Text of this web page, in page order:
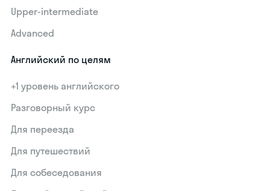
Upper-intermediate
Advanced
Английский по целям
+1 уровень английского
Разговорный курс
Для переезда
Для путешествий
Для собеседования